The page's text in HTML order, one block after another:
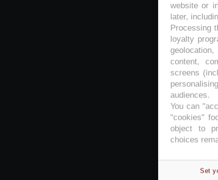
website or
later,
Processing
loyalty
content,
screens
audiences.
You can
"cookies"
object to
choices
Set